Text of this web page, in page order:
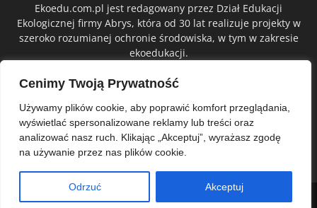
Cenimy Twoją Prywatność
Używamy plików cookie, aby poprawić komfort przeglądania,
wyświetlać spersonalizowane reklamy lub treści oraz
analizować nasz ruch. Klikając „Akceptuj”, wyrażasz zgodę
na używanie przez nas plików cookie.
Odrzuć Akceptuj
Ekoedu.com.pl jest redagowany przez Dział Edukacji
Ekologicznej firmy Abrys, która od 30 lat realizuje projekty w
szeroko rozumianej ochronie środowiska, w tym w zakresie
ekoedukacji.
ŚLEDŹ NAS
© Abrys Sp. z o.o.